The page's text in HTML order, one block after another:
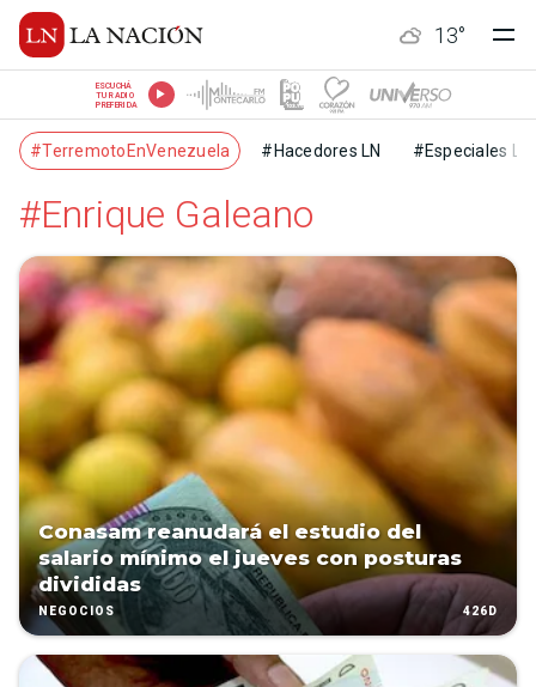
13°
ESCUCHÁ
TU RADIO
PREFERIDA
#TerremotoEnVenezuela #Hacedores LN #Especiales LN
#Enrique Galeano
Conasam reanudará el estudio del
salario mínimo el jueves con posturas
divididas
NEGOCIOS 426D